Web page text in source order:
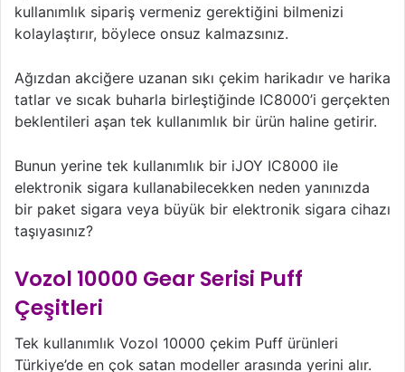
kullanımlık sipariş vermeniz gerektiğini bilmenizi
kolaylaştırır, böylece onsuz kalmazsınız.
Ağızdan akciğere uzanan sıkı çekim harikadır ve harika
tatlar ve sıcak buharla birleştiğinde IC8000’i gerçekten
beklentileri aşan tek kullanımlık bir ürün haline getirir.
Bunun yerine tek kullanımlık bir iJOY IC8000 ile
elektronik sigara kullanabilecekken neden yanınızda
bir paket sigara veya büyük bir elektronik sigara cihazı
taşıyasınız?
Vozol 10000 Gear Serisi Puff
Çeşitleri
Tek kullanımlık Vozol 10000 çekim Puff ürünleri
Türkiye’de en çok satan modeller arasında yerini alır.